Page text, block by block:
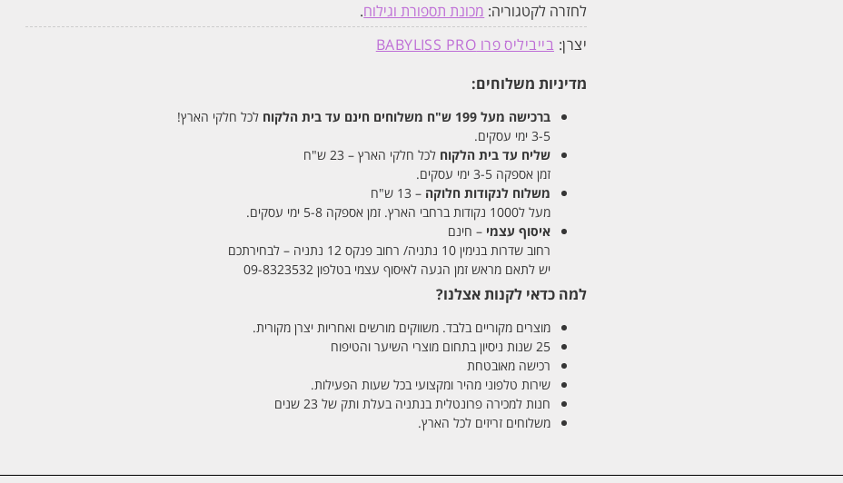
לחזרה לקטגוריה: מכונת תספורת וגילוח.
יצרן: בייביליס פרו BABYLISS PRO
מדיניות משלוחים:
ברכישה מעל 199 ש"ח משלוחים חינם עד בית הלקוח לכל חלקי הארץ!
3-5 ימי עסקים.
שליח עד בית הלקוח לכל חלקי הארץ – 23 ש"ח
זמן אספקה 3-5 ימי עסקים.
משלוח לנקודות חלוקה – 13 ש"ח
מעל ל1000 נקודות ברחבי הארץ. זמן אספקה 5-8 ימי עסקים.
איסוף עצמי – חינם
רחוב שדרות בנימין 10 נתניה/ רחוב פנקס 12 נתניה – לבחירתכם
יש לתאם מראש זמן הגעה לאיסוף עצמי בטלפון 09-8323532
למה כדאי לקנות אצלנו?
מוצרים מקוריים בלבד. משווקים מורשים ואחריות יצרן מקורית.
25 שנות ניסיון בתחום מוצרי השיער והטיפוח
רכישה מאובטחת
שירות טלפוני מהיר ומקצועי בכל שעות הפעילות.
חנות למכירה פרונטלית בנתניה בעלת ותק של 23 שנים
משלוחים זריזים לכל הארץ.